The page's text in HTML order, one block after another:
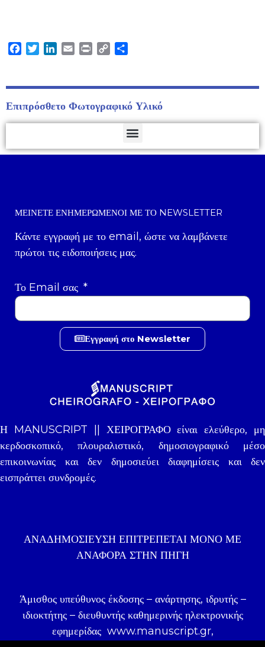
Facebook
TwitterLinkedIn
EmailPrint Copy
Επιπρόσθετο Φωτογραφικό Υλικό
ΜΕΊΝΕΤΕ ΕΝΗΜΕΡΩΜΈΝΟΙ ΜΕ ΤΟ NEWSLETTER
Κάντε εγγραφή με το email, ώστε να λαμβάνετε
πρώτοι τις ειδοποιήσεις μας.
Το Email σας
Εγγραφή στο Newsletter
Η MANUSCRIPT || ΧΕΙΡΟΓΡΑΦΟ είναι ελεύθερο, μη
κερδοσκοπικό, πλουραλιστικό, δημοσιογραφικό μέσο
επικοινωνίας και δεν δημοσιεύει διαφημίσεις και δεν
εισπράττει συνδρομές.
ΑΝΑΔΗΜΟΣΊΕΥΣΗ ΕΠΙΤΡΈΠΕΤΑΙ ΜΌΝΟ ΜΕ
ΑΝΑΦΟΡΑ ΣΤΗΝ ΠΗΓΉ
Άμισθος υπεύθυνος έκδοσης – ανάρτησης, ιδρυτής –
ιδιοκτήτης – διευθυντής καθημερινής ηλεκτρονικής
εφημερίδας www.manuscript.gr,